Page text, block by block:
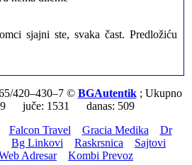
sjajni ste, svaka čast. Predložiću
Trebalo je odmah da ispraznim stan i
sam vašu firmu. Ja ljudi ne znam
Hvala Vam
gde može da se nađe prava
i naravno usluga. Sve pohvale od
420–430–7 © BGAutentik; Ukupno
juče: 1531 danas: 509
Falcon Travel Gracia Medika
Dr
Bg Linkovi Raskrsnica
Sajtovi
Adresar Kombi Prevoz